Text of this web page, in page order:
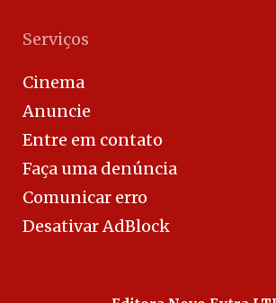
Serviços
Cinema
Anuncie
Entre em contato
Faça uma denúncia
Comunicar erro
Desativar AdBlock